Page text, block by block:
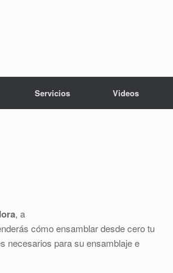
Servicios Videos
, a
cómo ensamblar desde cero tu
necesarios para su ensamblaje e